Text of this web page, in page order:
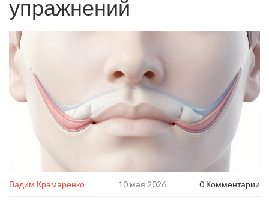
упражнений
Вадим Крамаренко 10 мая 2026 0 Комментарии